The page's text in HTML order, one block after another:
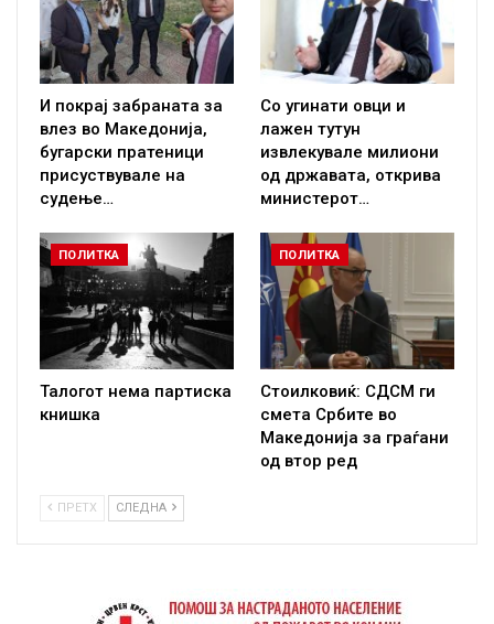
И покрај забраната за
влез во Македонија,
бугарски пратеници
присуствувале на
судење…
Со угинати овци и
лажен тутун
извлекувале милиони
од државата, открива
министерот…
ПОЛИТКА
Талогот нема партиска
книшка
ПОЛИТКА
Стоилковиќ: СДСМ ги
смета Србите во
Македонија за граѓани
од втор ред
ПРЕТХ СЛЕДНА